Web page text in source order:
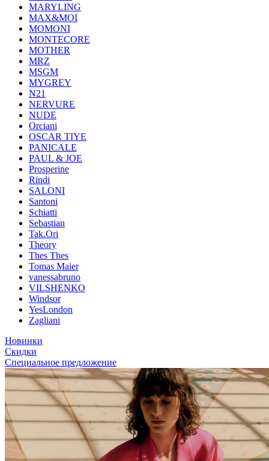
MARYLING
MAX&MOI
MOMONI
MONTECORE
MOTHER
MRZ
MSGM
MYGREY
N21
NERVURE
NUDE
Orciani
OSCAR TIYE
PANICALE
PAUL & JOE
Prosperine
Rindi
SALONI
Santoni
Schiatti
Sebastian
Tak.Ori
Theory
Thes Thes
Tomas Maier
vanessabruno
VILSHENKO
Windsor
YesLondon
Zagliani
Новинки
Скидки
Специальное предложение